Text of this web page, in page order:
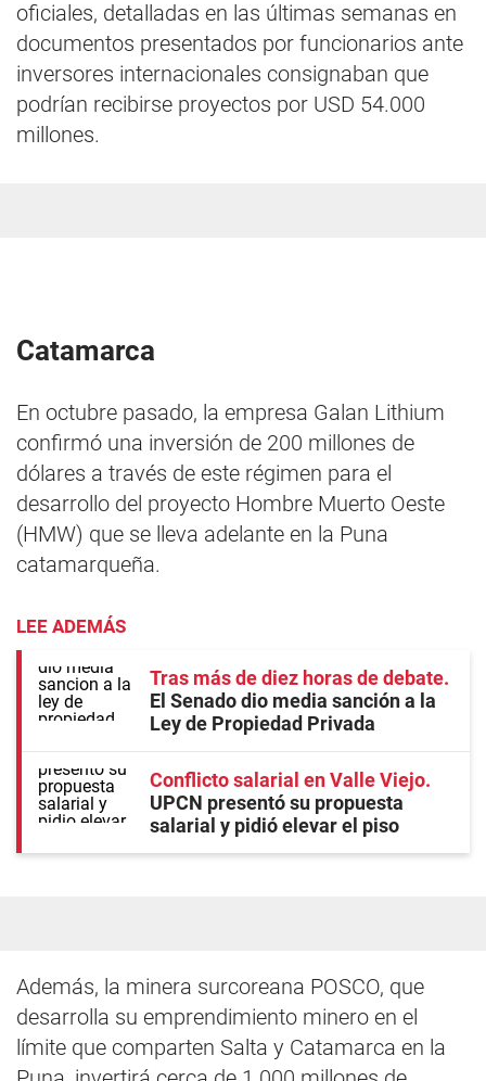
oficiales, detalladas en las últimas semanas en
documentos presentados por funcionarios ante
inversores internacionales consignaban que
podrían recibirse proyectos por USD 54.000
millones.
Catamarca
En octubre pasado, la empresa Galan Lithium
confirmó una inversión de 200 millones de
dólares a través de este régimen para el
desarrollo del proyecto Hombre Muerto Oeste
(HMW) que se lleva adelante en la Puna
catamarqueña.
LEE ADEMÁS
Tras más de diez horas de debate
El Senado dio media sanción a la
Ley de Propiedad Privada
Conflicto salarial en Valle Viejo
UPCN presentó su propuesta
salarial y pidió elevar el piso
Además, la minera surcoreana POSCO, que
desarrolla su emprendimiento minero en el
límite que comparten Salta y Catamarca en la